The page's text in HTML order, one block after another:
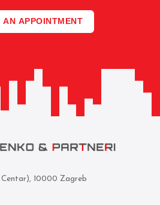
AN APPOINTMENT
10000 Zagreb